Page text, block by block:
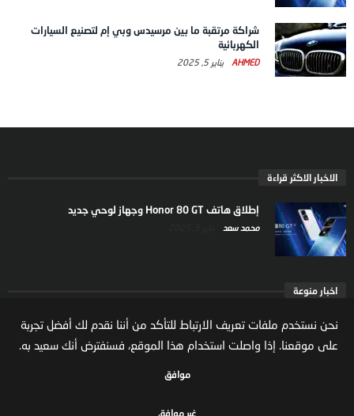
شراكة مرتقبة ما بين مرسيدس وبي إم لتصنيع السيارات
الكهربائية
AHMED يناير 5, 2025
الاخبار الاكثر قراءة
إطلاق هاتف Honor 80 GT وجهاز لوحي جديد
محمد سعد
اخبار منوعة
ارتفاع ملكية المستثمرين الاجانب في السوق السعودية
مال واعمال
نحن نستخدم ملفات تعريف الارتباط للتأكد من أننا نقدم لك أفضل تجربة
على موقعنا. إذا واصلت استخدام هذا الموقع، فسنفترض أنك سعيد به.
موافق
غير موافق